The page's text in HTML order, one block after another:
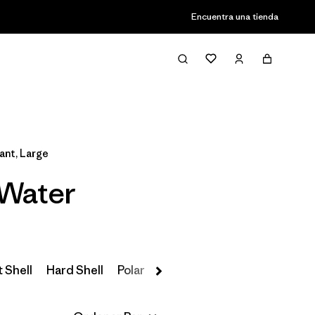
Encuentra una tienda
Filter & Sort
Large
Shell Hard Shell Polar Insulated